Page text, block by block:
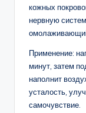
кожных
нервную
Применение:
минут, затем
наполнит
усталость,
самочувствие.